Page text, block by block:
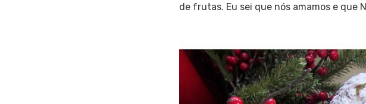
de frutas. Eu sei que nós amamos e que